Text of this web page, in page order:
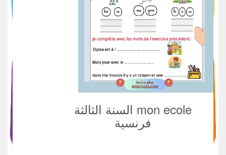
mon ecole السنة الثالثة
فرنسية